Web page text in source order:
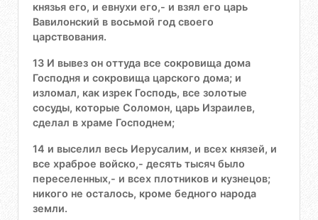
князья его, и евнухи его,- и взял его царь
Вавилонский в восьмой год своего
царствования.
13 И вывез он оттуда все сокровища дома
Господня и сокровища царского дома; и
изломал, как изрек Господь, все золотые
сосуды, которые Соломон, царь Израилев,
сделал в храме Господнем;
14 и выселил весь Иерусалим, и всех князей, и
все храброе войско,- десять тысяч было
переселенных,- и всех плотников и кузнецов;
никого не осталось, кроме бедного народа
земли.